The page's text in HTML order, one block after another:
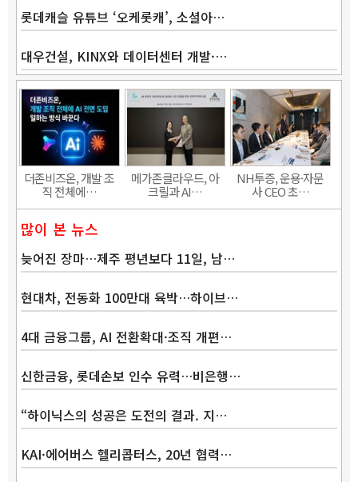
롯데캐슬 유튜브 ‘오케롯캐’, 소셜아…
대우건설, KINX와 데이터센터 개발·…
더존비즈온, 개발 조
직 전체에…
메가존클라우드, 아
크릴과 AI…
NH투증, 운용·자문
사 CEO 초…
많이 본 뉴스
늦어진 장마…제주 평년보다 11일, 남…
현대차, 전동화 100만대 육박…하이브…
4대 금융그룹, AI 전환확대·조직 개편…
신한금융, 롯데손보 인수 유력…비은행…
“하이닉스의 성공은 도전의 결과. 지…
KAI·에어버스 헬리콥터스, 20년 협력…